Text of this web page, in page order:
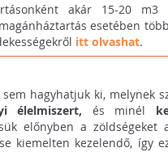
akár 15-20
esetében
itt olvashat.
sem hagyhatjuk ki, melynek
élelmiszert, és minél
előnyben a zöldségeket
kiemelten kezelendő, így